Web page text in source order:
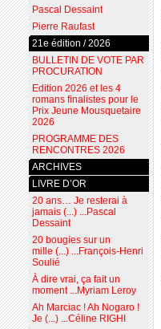
Pascal Dessaint
Pierre Raufast
21e édition / 2026
BULLETIN DE VOTE PAR
PROCURATION
Edition 2026 et les 4
romans finalistes pour le
Prix Jeune Mousquetaire
2026
PROGRAMME DES
RENCONTRES 2026
ARCHIVES
LIVRE D’OR
20 ans… Je resterai à
jamais (...) ...Pascal
Dessaint
20 bougies sur un
mille (...) ...François-Henri
Soulié
À dire vrai, ça fait un
moment ...Myriam Leroy
Ah Marciac ! Ah Nogaro !
Je (...) ...Céline RIGHI